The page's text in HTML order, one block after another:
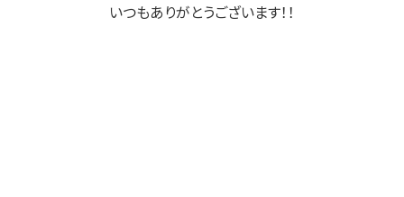
いつもありがとうございます！！